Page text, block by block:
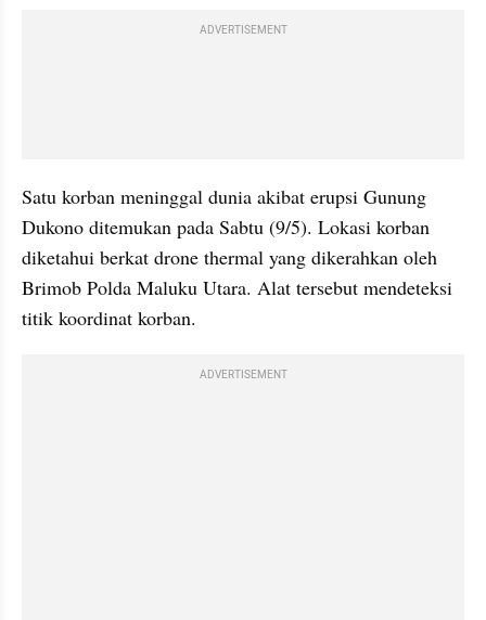
ADVERTISEMENT
Satu korban meninggal dunia akibat erupsi Gunung
Dukono ditemukan pada Sabtu (9/5). Lokasi korban
diketahui berkat drone thermal yang dikerahkan oleh
Brimob Polda Maluku Utara. Alat tersebut mendeteksi
titik koordinat korban.
ADVERTISEMENT